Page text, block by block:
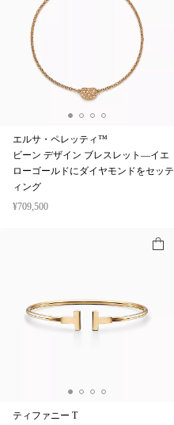
エルサ・ペレッティ™
ビーン デザイン ブレスレット—イエ
ローゴールドにダイヤモンドをセッテ
ィング
¥709,500
ティファニー T